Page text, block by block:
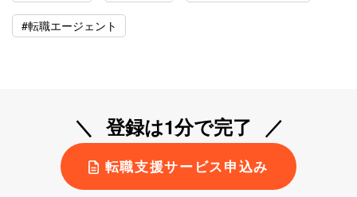
#転職エージェント
登録は1分で完了
転職支援サービス申込み